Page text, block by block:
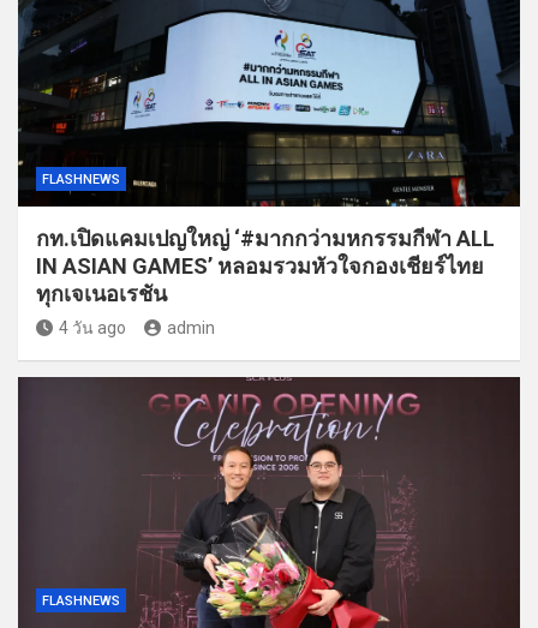
FLASHNEWS
กท.เปิดแคมเปญใหญ่ ‘#มากกว่ามหกรรมกีฬา ALL
IN ASIAN GAMES’ หลอมรวมหัวใจกองเชียร์ไทย
ทุกเจเนอเรชัน
4 วัน ago admin
FLASHNEWS